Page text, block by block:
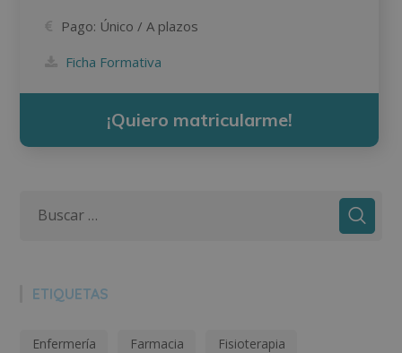
Pago: Único / A plazos
Ficha Formativa
¡Quiero matricularme!
ETIQUETAS
Enfermería Farmacia Fisioterapia